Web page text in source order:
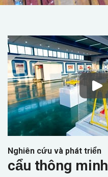
Nghiên cứu và phát triển
cẩu thông minh